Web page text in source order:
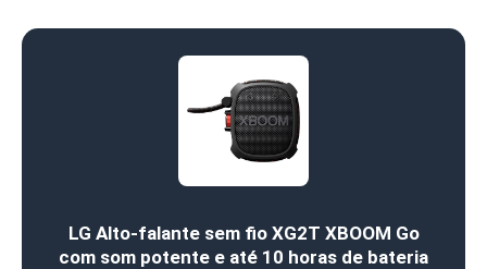
LG Alto-falante sem fio XG2T XBOOM Go
com som potente e até 10 horas de bateria